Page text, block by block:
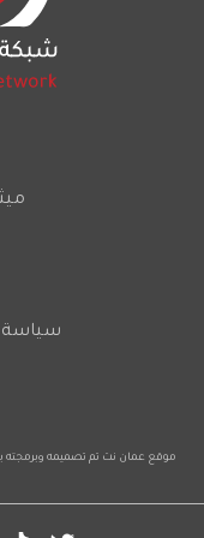
سياسة
موقع عمان نت تم تصميمه